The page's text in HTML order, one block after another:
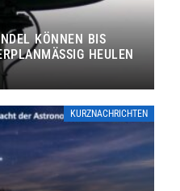
KÖNNEN BIS
HEULEN
KURZNACHRICHTEN